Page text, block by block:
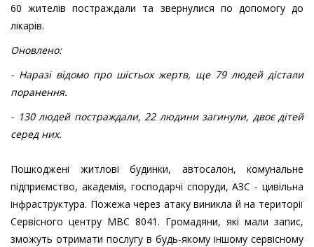
60 жителів постраждали та звернулися по допомогу до
лікарів.
Оновлено:
- Наразі відомо про шістьох жертв, ще 79 людей дістали
поранення.
- 130 людей постраждали, 22 людини загинули, двоє дітей
серед них.
Пошкоджені житлові будинки, автосалон, комунальне
підприємство, академія, господарчі споруди, АЗС - цивільна
інфраструктура. Пожежа через атаку виникла й на території
Сервісного центру МВС 8041. Громадяни, які мали запис,
зможуть отримати послугу в будь-якому іншому сервісному